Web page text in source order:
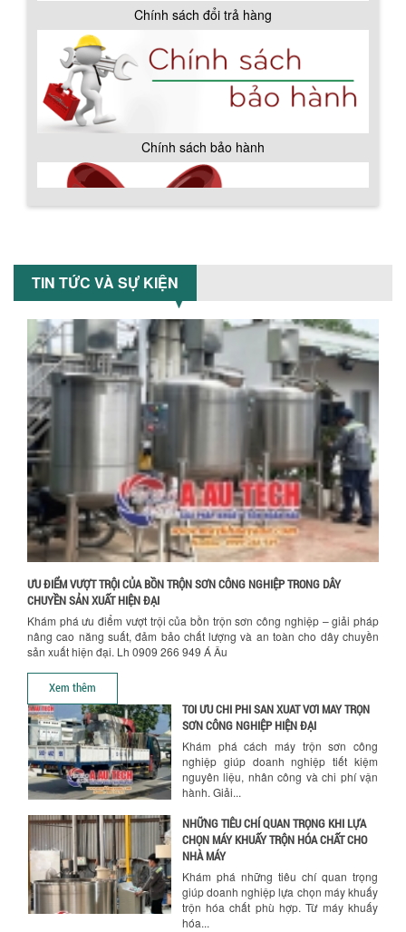
Chính sách đổi trả hàng
Chính sách bảo hành
Chính sách giao hàng
Hướng dẫn thanh toán mua hàng
TIN TỨC VÀ SỰ KIỆN
ƯU ĐIỂM VƯỢT TRỘI CỦA BỒN TRỘN SƠN CÔNG NGHIỆP TRONG DÂY
CHUYỀN SẢN XUẤT HIỆN ĐẠI
Khám phá ưu điểm vượt trội của bồn trộn sơn công nghiệp – giải pháp
nâng cao năng suất, đảm bảo chất lượng và an toàn cho dây chuyền
sản xuất hiện đại. Lh 0909 266 949 Á Âu
Xem thêm
BỒN CHỨA GIẢI NHIỆT SƠN, MỰC IN
Bồn chứa giải nhiệt sơn, mực in có cấu
MÁY TRỘN BỘT KHÔ 500KG
MÁY TRỘN BỘT KHÔ 200KG
Máy trộn bột khô 200kg được gia công
sản xuất tại công ty Á Âu. Máy dùng
trộn các loại bột khô trong các ngành...
VÌ SAO DOANH NGHIỆP NÊN CHỌN MÁY
Khám phá lý do doanh nghiệp nên
chọn máy nghiền màu sơn Á Âu: hiệu
suất cao, kiểm soát nhiệt tốt, tiết kiệm
chi...
ƯU ĐÃI ĐẶC BIỆT: GIÁ MÁY KHUẤY SƠN
CÔNG NGHIỆP GIẢM SỐC
công nghiệp giảm sốc lên đến 20%.
khuấy...
TỐI ƯU CHI PHÍ SẢN XUẤT VỚI MÁY TRỘN
nghiệp giúp doanh nghiệp tiết kiệm
nguyên liệu, nhân công và chi phí vận
hành. Giải...
NHỮNG TIÊU CHÍ QUAN TRỌNG KHI LỰA
CHỌN MÁY KHUẤY TRỘN HÓA CHẤT CHO
NHÀ MÁY
Khám phá những tiêu chí quan trọng
giúp doanh nghiệp lựa chọn máy khuấy
trộn hóa chất phù hợp. Từ máy khuấy
hóa...
NHỮNG YẾU TỐ QUYẾT ĐỊNH KHI CHỌN
BỒN KHUẤY SƠN: VẬT LIỆU, DUNG TÍCH VÀ
CÔNG SUẤT KHUẤY